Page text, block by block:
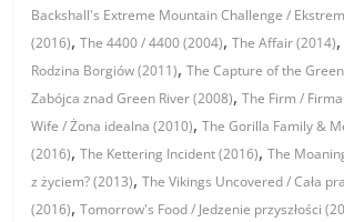
Backshall's Extreme Mountain Challenge /
(2016),The 4400 / 4400 (2004),The Affair (2014)
Rodzina Borgiów (2011),The Capture of the
Zabójca znad Green River (2008),The Firm /
Wife / Żona idealna (2010),The Gorilla Family &
(2016),The Kettering Incident (2016),The
z życiem? (2013),The Vikings Uncovered / Cała
(2016),Tomorrow's Food / Jedzenie przyszłości